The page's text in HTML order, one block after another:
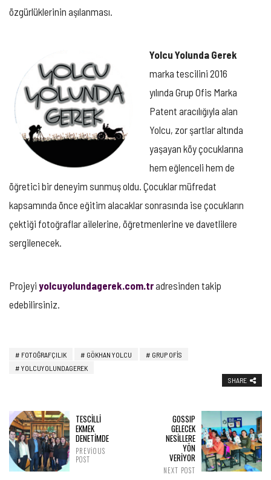
özgürlüklerinin aşılanması.
Yolcu Yolunda Gerek
marka tescilini 2016
yılında Grup Ofis Marka
Patent aracılığıyla alan
Yolcu, zor şartlar altında
yaşayan köy çocuklarına
hem eğlenceli hem de
öğretici bir deneyim sunmuş oldu. Çocuklar müfredat
kapsamında önce eğitim alacaklar sonrasında ise çocukların
çektiği fotoğraflar ailelerine, öğretmenlerine ve davetlilere
sergilenecek.
Projeyi yolcuyolundagerek.com.tradresinden takip
edebilirsiniz.
FOTOĞRAFÇILIK GÖKHAN YOLCU
GRUP OFIS
YOLCUYOLUNDAGEREK
SHARE
TESCİLLİ
EKMEK
DENETİMDE
PREVIOUS
POST
GOSSIP
GELECEK
NESİLLERE
YÖN
VERİYOR
NEXT POST